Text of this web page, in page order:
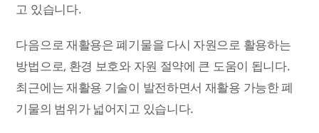
고 있습니다.
다음으로 재활용은 폐기물을 다시 자원으로 활용하는
방법으로, 환경 보호와 자원 절약에 큰 도움이 됩니다.
최근에는 재활용 기술이 발전하면서 재활용 가능한 폐
기물의 범위가 넓어지고 있습니다.